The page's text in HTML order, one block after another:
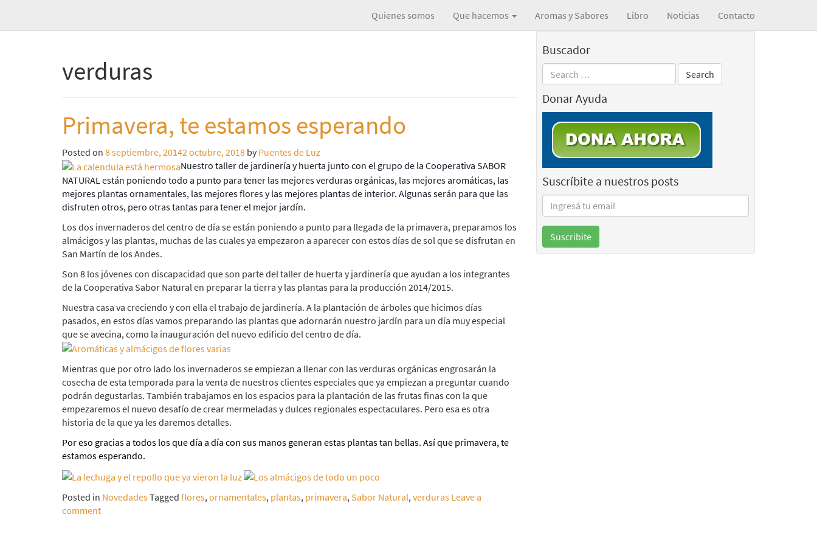
Quienes somos Que hacemos Aromas y Sabores Libro Noticias Contacto
verduras
Primavera, te estamos esperando
Posted on 8 septiembre, 20142 octubre, 2018 by Puentes de Luz
Nuestro taller de jardinería y huerta junto con el grupo de la Cooperativa SABOR
NATURAL están poniendo todo a punto para tener las mejores verduras orgánicas, las mejores aromáticas, las
mejores plantas ornamentales, las mejores flores y las mejores plantas de interior. Algunas serán para que las
disfruten otros, pero otras tantas para tener el mejor jardín.
Los dos invernaderos del centro de día se están poniendo a punto para llegada de la primavera, preparamos los
almácigos y las plantas, muchas de las cuales ya empezaron a aparecer con estos días de sol que se disfrutan en
San Martín de los Andes.
Son 8 los jóvenes con discapacidad que son parte del taller de huerta y jardinería que ayudan a los integrantes
de la Cooperativa Sabor Natural en preparar la tierra y las plantas para la producción 2014/2015.
Nuestra casa va creciendo y con ella el trabajo de jardinería. A la plantación de árboles que hicimos días
pasados, en estos días vamos preparando las plantas que adornarán nuestro jardín para un día muy especial
que se avecina, como la inauguración del nuevo edificio del centro de día.
Mientras que por otro lado los invernaderos se empiezan a llenar con las verduras orgánicas engrosarán la
cosecha de esta temporada para la venta de nuestros clientes especiales que ya empiezan a preguntar cuando
podrán degustarlas. También trabajamos en los espacios para la plantación de las frutas finas con la que
empezaremos el nuevo desafío de crear mermeladas y dulces regionales espectaculares. Pero esa es otra
historia de la que ya les daremos detalles.
Por eso gracias a todos los que día a día con sus manos generan estas plantas tan bellas. Así que primavera, te
estamos esperando.
Posted in NovedadesTagged flores,ornamentales, plantas, primavera, Sabor Natural,verduras Leave a
comment
Buscador
Donar Ayuda
Suscríbite a nuestros posts